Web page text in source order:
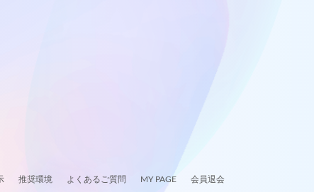
推奨環境 よくあるご質問 MY PAGE 会員退会